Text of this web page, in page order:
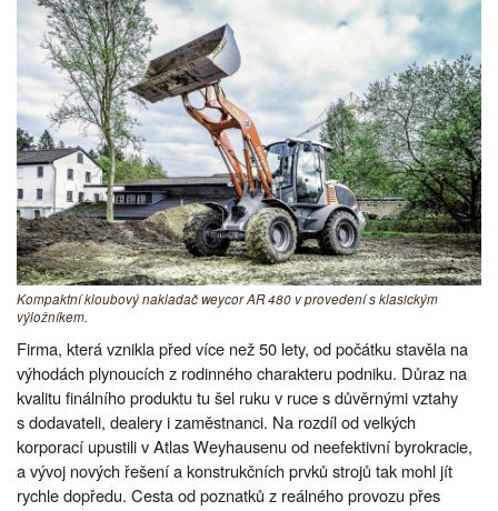
Kompaktní kloubový nakladač weycor AR 480 v provedení s klasickým
výložníkem.
Firma, která vznikla před více než 50 lety, od počátku stavěla na
výhodách plynoucích z rodinného charakteru podniku. Důraz na
kvalitu finálního produktu tu šel ruku v ruce s důvěrnými vztahy
s dodavateli, dealery i zaměstnanci. Na rozdíl od velkých
korporací upustili v Atlas Weyhausenu od neefektivní byrokracie,
a vývoj nových řešení a konstrukčních prvků strojů tak mohl jít
rychle dopředu. Cesta od poznatků z reálného provozu přes